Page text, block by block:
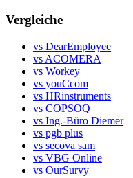
Vergleiche
vs DearEmployee
vs ACOMERA
vs Workey
vs youCcom
vs HRinstruments
vs COPSOQ
vs Ing.-Büro Diemer
vs pgb plus
vs secova sam
vs VBG Online
vs OurSurvy